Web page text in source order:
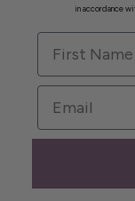
in accordance
First Name
Email